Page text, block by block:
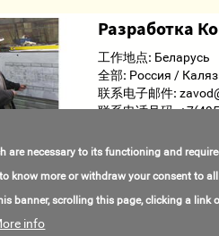
Разработка
工作地点: Беларусь
全部: Россия /
联系电子邮件:
联系电话号码:
are necessary to its functioning and
know more or withdraw your consent to
banner, scrolling this page, clicking a link
info